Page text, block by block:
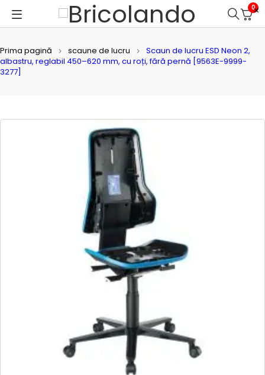
0
Prima pagină scaune de lucru
Scaun de lucru ESD Neon 2,
albastru, reglabil 450–620 mm, cu roți, fără pernă [9563E-9999-
3277]